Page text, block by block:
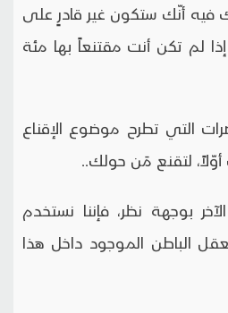
فيه أنّك ستكون غير قادرٍ على
لم تكن أنت مقتنعاً بها مئة
التي تطرح موضوع الإقناع
لتقنع مَن حولك..
بوجهة نظر، فإننا نستخدم
الباطن الموجود داخل هذا